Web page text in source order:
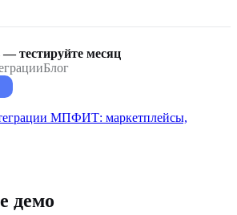
тестируйте месяц
Блог
МПФИТ: маркетплейсы,
демо